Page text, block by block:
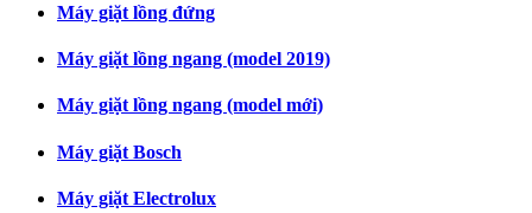
Máy giặt lồng đứng
Máy giặt lồng ngang (model 2019)
Máy giặt lồng ngang (model mới)
Máy giặt Bosch
Máy giặt Electrolux